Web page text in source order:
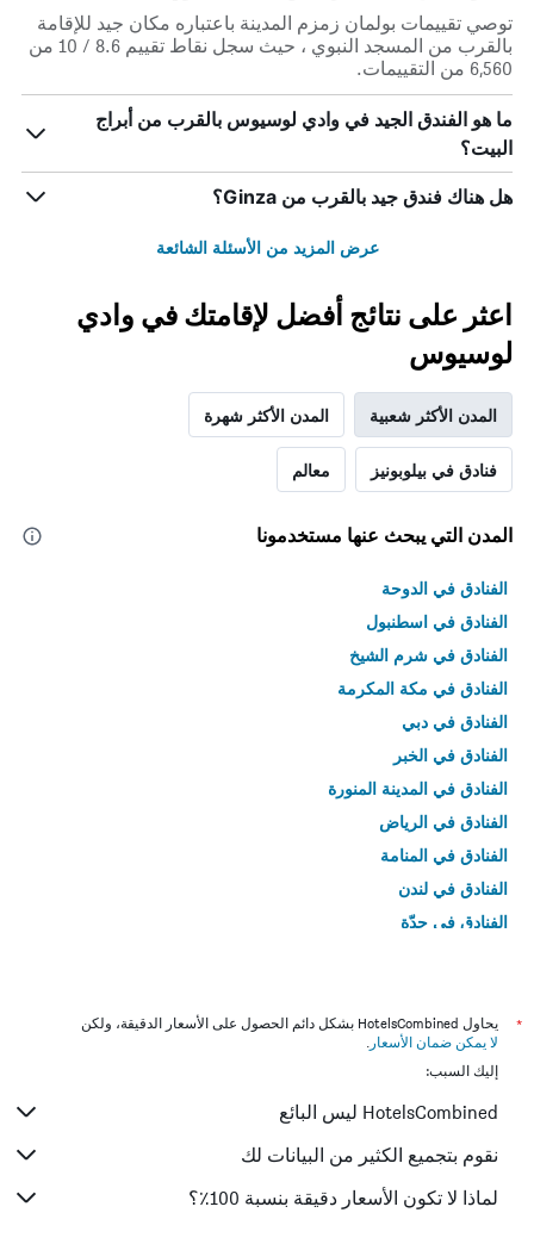
توصي تقييمات بولمان زمزم المدينة باعتباره مكان جيد للإقامة
بالقرب من المسجد النبوي ، حيث سجل نقاط تقييم 8.6 / 10 من
6,560 من التقييمات.
ما هو الفندق الجيد في وادي لوسيوس بالقرب من أبراج
البيت؟
هل هناك فندق جيد بالقرب من Ginza؟
عرض المزيد من الأسئلة الشائعة
اعثر على نتائج أفضل لإقامتك في وادي
لوسيوس
المدن الأكثر شعبية المدن الأكثر شهرة
فنادق في بيلوبونيز معالم
المدن التي يبحث عنها مستخدمونا
الفنادق في الدوحة
الفنادق في اسطنبول
الفنادق في شرم الشيخ
الفنادق في مكة المكرمة
الفنادق في دبي
الفنادق في الخبر
الفنادق في المدينة المنورة
الفنادق في الرياض
الفنادق في المنامة
الفنادق في لندن
الفنادق في جدّة
*
يحاول HotelsCombined بشكل دائم الحصول على الأسعار الدقيقة، ولكن
لا يمكن ضمان الأسعار .
إليك السبب:
HotelsCombined ليس البائع
نقوم بتجميع الكثير من البيانات لك
لماذا لا تكون الأسعار دقيقة بنسبة 100٪؟